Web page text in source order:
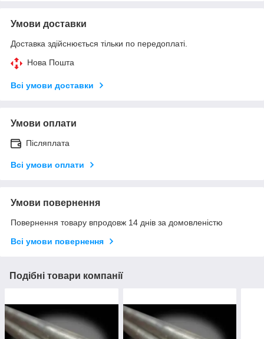
Умови доставки
Доставка здійснюється тільки по передоплаті.
Нова Пошта
Всі умови доставки
Умови оплати
Післяплата
Всі умови оплати
Умови повернення
Повернення товару впродовж 14 днів за домовленістю
Всі умови повернення
Подібні товари компанії